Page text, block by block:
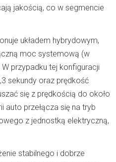
jakością, co w segmencie
układem hybrydowym,
moc systemową (w
przypadku tej konfiguracji
sekundy oraz prędkość
się z prędkością do około
auto przełącza się na tryb
z jednostką elektryczną,
stabilnego i dobrze